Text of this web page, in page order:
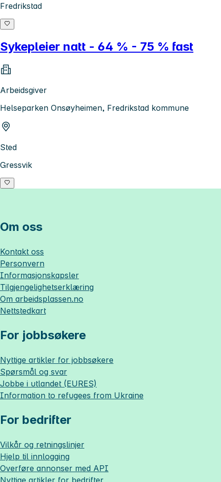
Fredrikstad
Sykepleier natt - 64 % - 75 % fast
Arbeidsgiver
Helseparken Onsøyheimen, Fredrikstad kommune
Sted
Gressvik
Om oss
Kontakt oss
Personvern
Informasjonskapsler
Tilgjengelighetserklæring
Om arbeidsplassen.no
Nettstedkart
For jobbsøkere
Nyttige artikler for jobbsøkere
Spørsmål og svar
Jobbe i utlandet (EURES)
Information to refugees from Ukraine
For bedrifter
Vilkår og retningslinjer
Hjelp til innlogging
Overføre annonser med API
Nyttige artikler for bedrifter